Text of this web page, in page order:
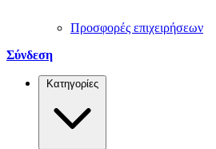
Προσφορές επιχειρήσεων
Σύνδεση
Κατηγορίες